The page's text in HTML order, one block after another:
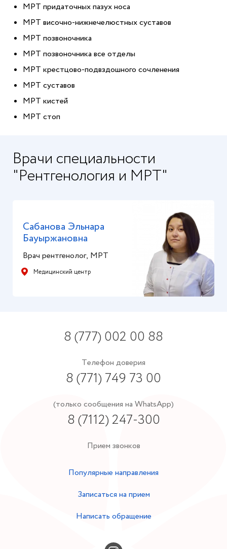
МРТ придаточных пазух носа
МРТ височно-нижнечелюстных суставов
МРТ позвоночника
МРТ позвоночника все отделы
МРТ крестцово-подвздошного сочленения
МРТ суставов
МРТ кистей
МРТ стоп
Врачи специальности
"Рентгенология и МРТ"
Сабанова Эльнара
Бауыржановна
Врач рентгенолог, МРТ
Медицинский центр
8 (777) 002 00 88
Телефон доверия
8 (771) 749 73 00
(только сообщения на WhatsApp)
8 (7112) 247-300
Прием звонков
Популярные направления
Записаться на прием
Написать обращение